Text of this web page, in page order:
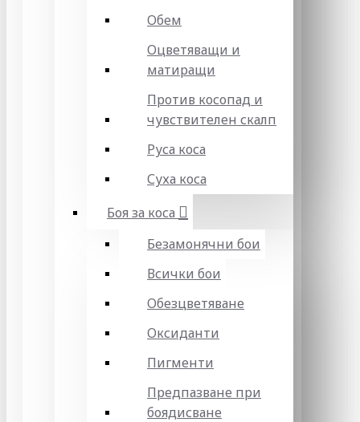
Обем
Оцветяващи и
матиращи
Против косопад и
чувствителен скалп
Руса коса
Суха коса
Боя за коса
Безамонячни бои
Всички бои
Обезцветяване
Оксиданти
Пигменти
Предпазване при
боядисване